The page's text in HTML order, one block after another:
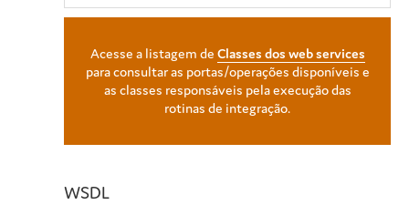
Acesse a listagem de Classes dos web services
para consultar as portas/operações disponíveis e
as classes responsáveis pela execução das
rotinas de integração.
WSDL